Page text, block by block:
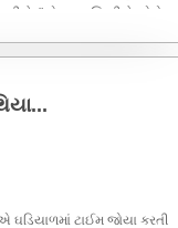
કે, "એક વાર બિઝી છે એવો
ઘડિયાળમાં ટાઈમ જોયા કરતી